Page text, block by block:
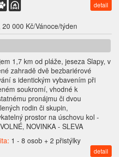
detail
000 Kč/Vánoce/týden
1,7 km od pláže, jeseza Slapy, v
zahradě dvě bezbariérové
s identickým vybavením při
soukromí, vhodné k
pronájmu či dvou
rodin či skupin,
prostor na úschovu kol -
NOVINKA - SLEVA
1 - 8 osob + 2 přistýlky
detail